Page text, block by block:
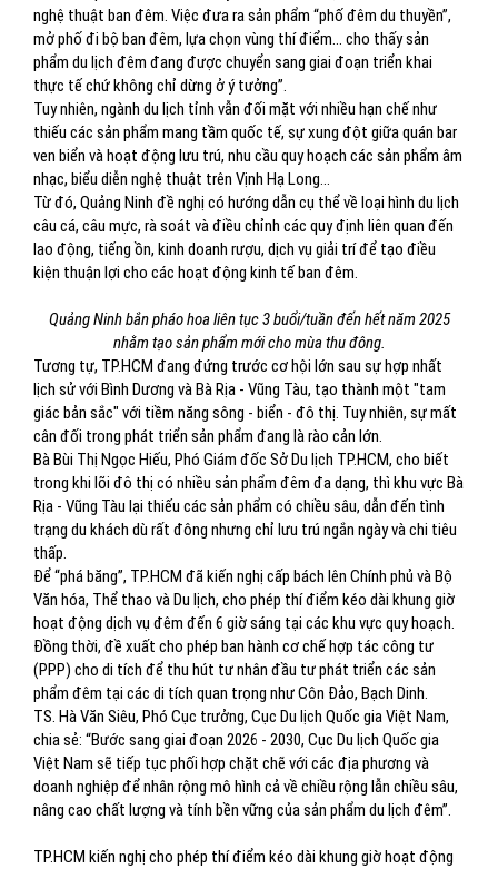
nghệ thuật ban đêm. Việc đưa ra sản phẩm “phố đêm du thuyền”,
mở phố đi bộ ban đêm, lựa chọn vùng thí điểm… cho thấy sản
phẩm du lịch đêm đang được chuyển sang giai đoạn triển khai
thực tế chứ không chỉ dừng ở ý tưởng”.
Tuy nhiên, ngành du lịch tỉnh vẫn đối mặt với nhiều hạn chế như
thiếu các sản phẩm mang tầm quốc tế, sự xung đột giữa quán bar
ven biển và hoạt động lưu trú, nhu cầu quy hoạch các sản phẩm âm
nhạc, biểu diễn nghệ thuật trên Vịnh Hạ Long...
Từ đó, Quảng Ninh đề nghị có hướng dẫn cụ thể về loại hình du lịch
câu cá, câu mực, rà soát và điều chỉnh các quy định liên quan đến
lao động, tiếng ồn, kinh doanh rượu, dịch vụ giải trí để tạo điều
kiện thuận lợi cho các hoạt động kinh tế ban đêm.
Quảng Ninh bắn pháo hoa liên tục 3 buổi/tuần đến hết năm 2025
nhằm tạo sản phẩm mới cho mùa thu đông.
Tương tự, TP.HCM đang đứng trước cơ hội lớn sau sự hợp nhất
lịch sử với Bình Dương và Bà Rịa - Vũng Tàu, tạo thành một "tam
giác bản sắc" với tiềm năng sông - biển - đô thị. Tuy nhiên, sự mất
cân đối trong phát triển sản phẩm đang là rào cản lớn.
Bà Bùi Thị Ngọc Hiếu, Phó Giám đốc Sở Du lịch TP.HCM, cho biết
trong khi lõi đô thị có nhiều sản phẩm đêm đa dạng, thì khu vực Bà
Rịa - Vũng Tàu lại thiếu các sản phẩm có chiều sâu, dẫn đến tình
trạng du khách dù rất đông nhưng chỉ lưu trú ngắn ngày và chi tiêu
thấp.
Để “phá băng”, TP.HCM đã kiến nghị cấp bách lên Chính phủ và Bộ
Văn hóa, Thể thao và Du lịch, cho phép thí điểm kéo dài khung giờ
hoạt động dịch vụ đêm đến 6 giờ sáng tại các khu vực quy hoạch.
Đồng thời, đề xuất cho phép ban hành cơ chế hợp tác công tư
(PPP) cho di tích để thu hút tư nhân đầu tư phát triển các sản
phẩm đêm tại các di tích quan trọng như Côn Đảo, Bạch Dinh.
TS. Hà Văn Siêu, Phó Cục trưởng, Cục Du lịch Quốc gia Việt Nam,
chia sẻ: “Bước sang giai đoạn 2026 - 2030, Cục Du lịch Quốc gia
Việt Nam sẽ tiếp tục phối hợp chặt chẽ với các địa phương và
doanh nghiệp để nhân rộng mô hình cả về chiều rộng lẫn chiều sâu,
nâng cao chất lượng và tính bền vững của sản phẩm du lịch đêm”.
TP.HCM kiến nghị cho phép thí điểm kéo dài khung giờ hoạt động